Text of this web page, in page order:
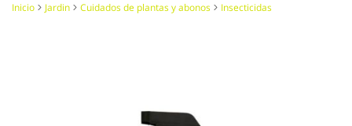
Inicio Jardin Cuidados de plantas y abonos Insecticidas